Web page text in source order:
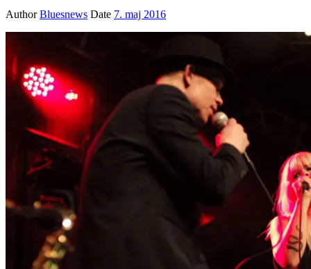
AuthorBluesnews Date 7. maj 2016